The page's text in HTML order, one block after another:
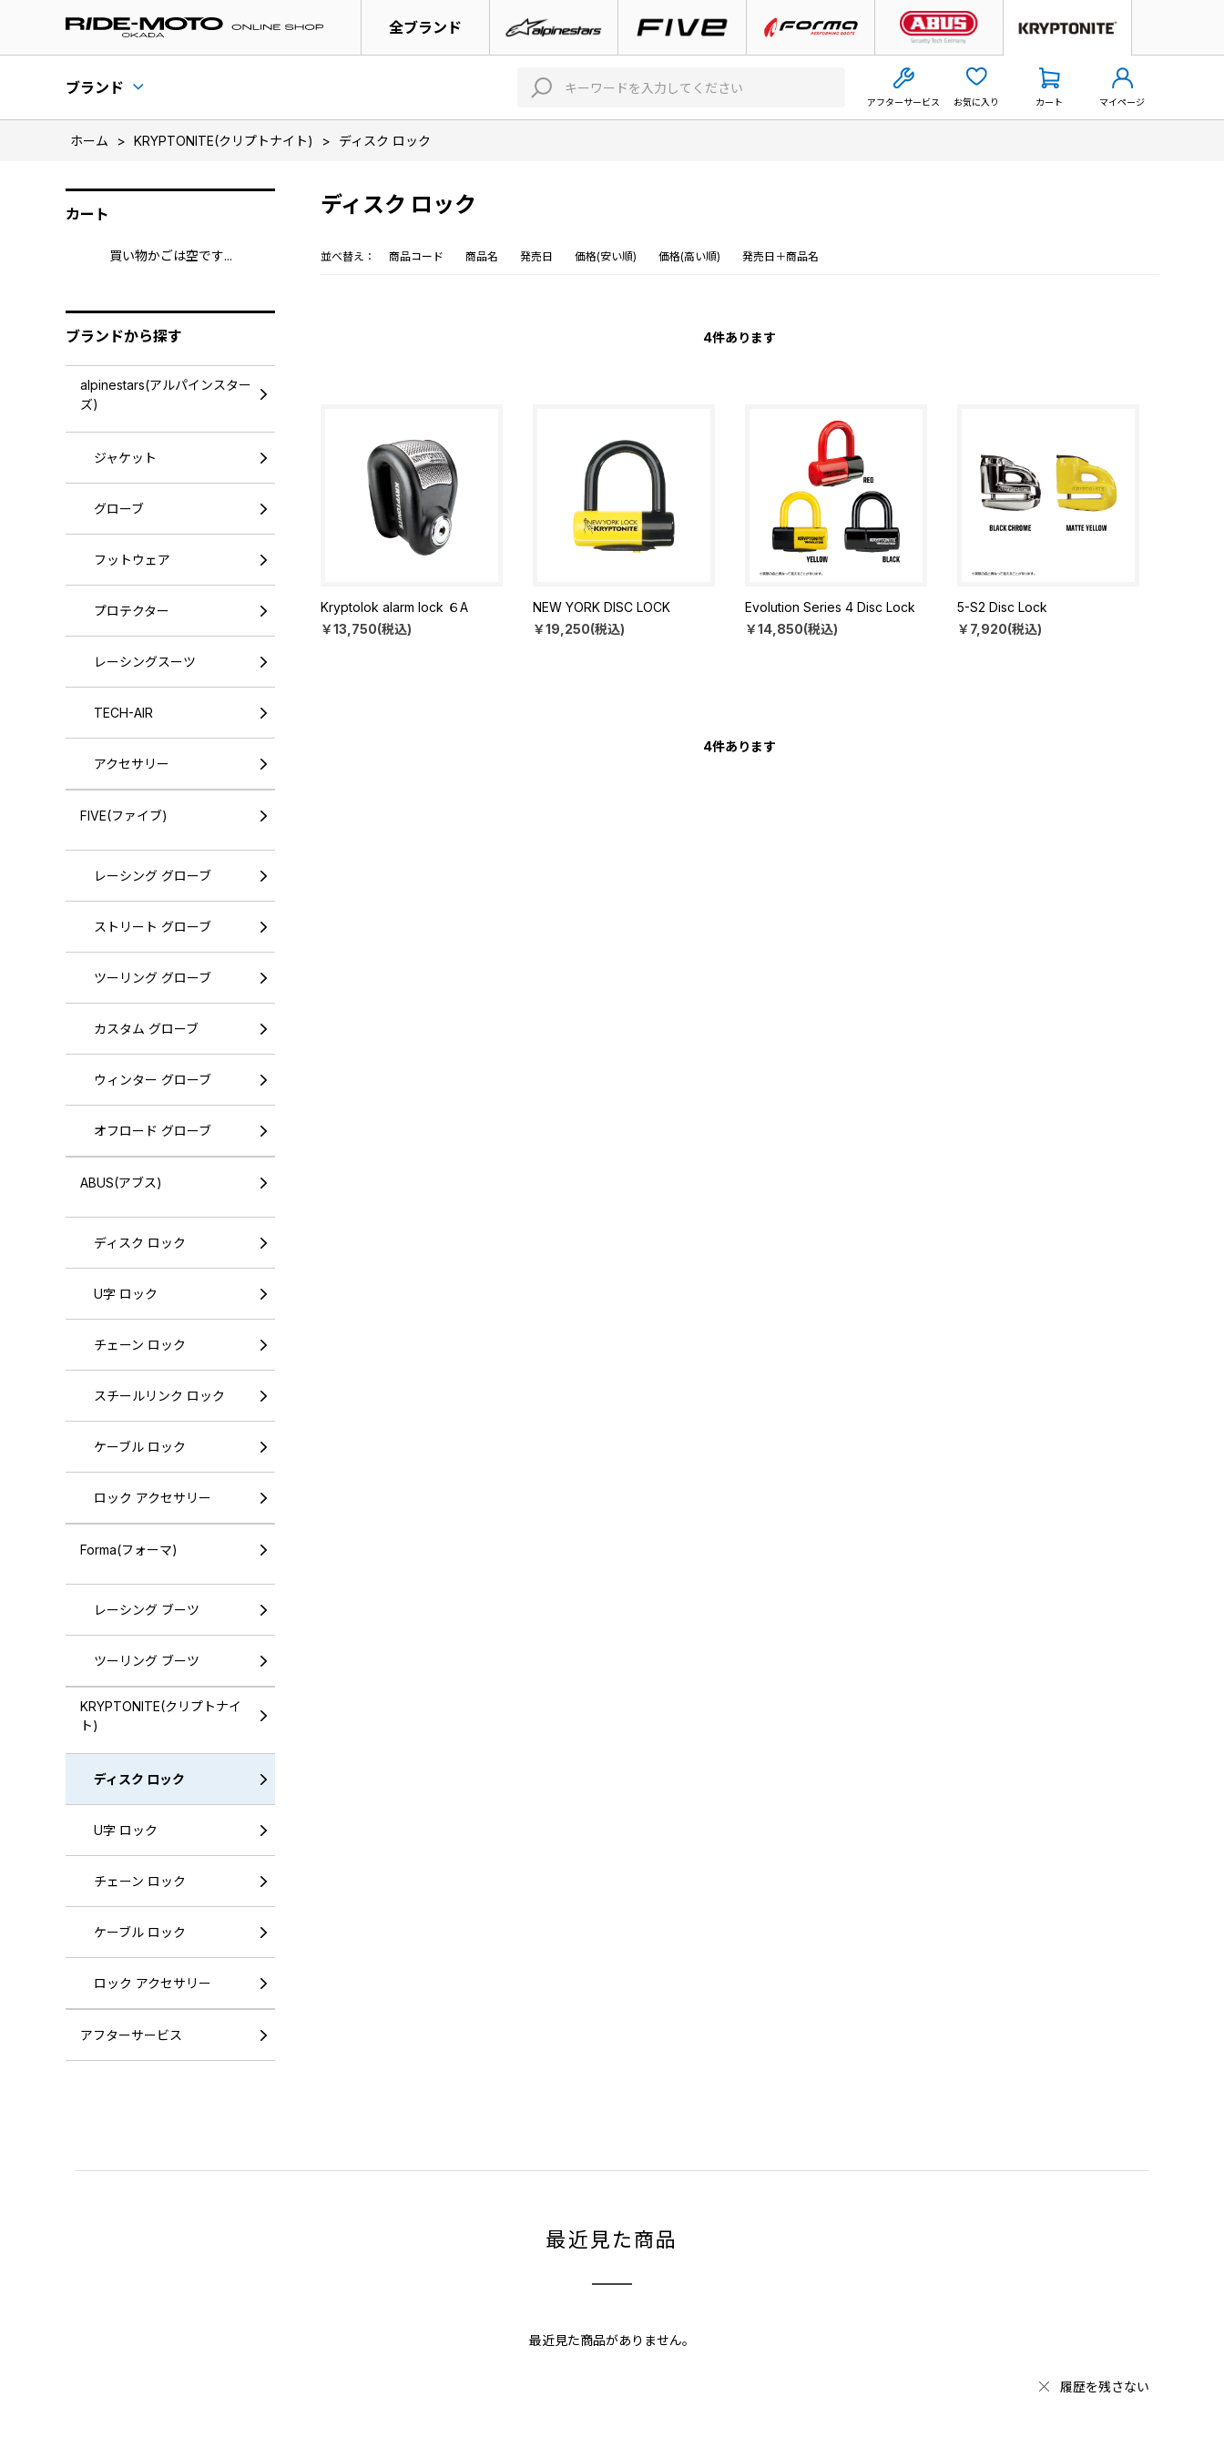
全ブランド
ブランド
アフターサービス お気に入り カート マイページ
ホーム > KRYPTONITE(クリプトナイト) > ディスク ロック
カート
買い物かごは空です...
ブランドから探す
alpinestars(アルパインスター
ズ)
ジャケット
グローブ
フットウェア
プロテクター
レーシングスーツ
TECH-AIR
アクセサリー
FIVE(ファイブ)
レーシング グローブ
ストリート グローブ
ツーリング グローブ
カスタム グローブ
ウィンター グローブ
オフロード グローブ
ABUS(アブス)
ディスク ロック
U字 ロック
チェーン ロック
スチールリンク ロック
ケーブル ロック
ロック アクセサリー
Forma(フォーマ)
レーシング ブーツ
ツーリング ブーツ
KRYPTONITE(クリプトナイ
ト)
ディスク ロック
U字 ロック
チェーン ロック
ケーブル ロック
ロック アクセサリー
アフターサービス
ディスク ロック
並べ替え： 商品コード 商品名 発売日 価格(安い順) 価格(高い順) 発売日＋商品名
4件あります
Kryptolok alarm lock ６A
￥13,750(税込)
NEW YORK DISC LOCK
￥19,250(税込)
Evolution Series 4 Disc Lock
￥14,850(税込)
5-S2 Disc Lock
￥7,920(税込)
4件あります
最近見た商品
最近見た商品がありません。
履歴を残さない